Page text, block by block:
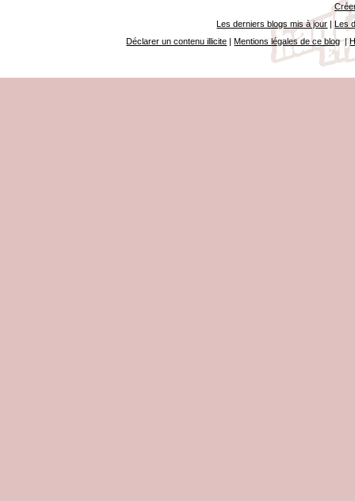
Les derniers blogs mis à jour |Les
Déclarer un contenu illicite |Mentions légales de ce blog|